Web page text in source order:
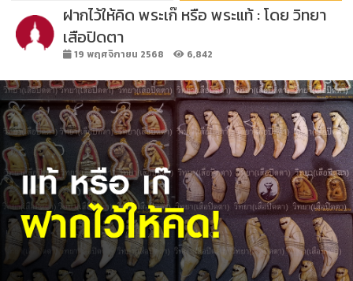
ฝากไว้ให้คิด พระเก๊ หรือ พระแท้ : โดย วิทยา
เสือปิดตา
19 พฤศจิกายน 2568 6,842